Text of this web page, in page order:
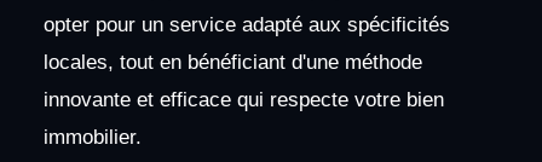
opter pour un service adapté aux spécificités
locales, tout en bénéficiant d'une méthode
innovante et efficace qui respecte votre bien
immobilier.